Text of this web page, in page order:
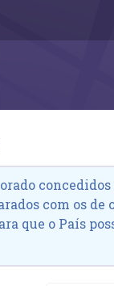
com os
que o País